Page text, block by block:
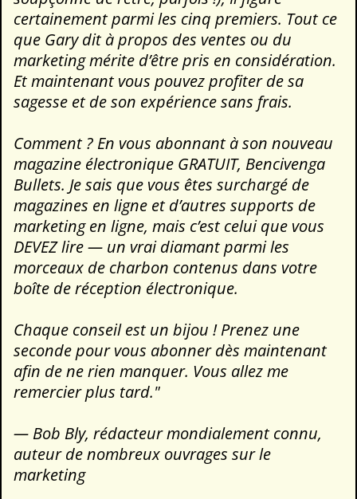
certainement parmi les cinq premiers. Tout ce
que Gary dit à propos des ventes ou du
marketing mérite d’être pris en considération.
Et maintenant vous pouvez profiter de sa
sagesse et de son expérience sans frais.
Comment ? En vous abonnant à son nouveau
magazine électronique GRATUIT, Bencivenga
Bullets. Je sais que vous êtes surchargé de
magazines en ligne et d’autres supports de
marketing en ligne, mais c’est celui que vous
DEVEZ lire — un vrai diamant parmi les
morceaux de charbon contenus dans votre
boîte de réception électronique.
Chaque conseil est un bijou ! Prenez une
seconde pour vous abonner dès maintenant
afin de ne rien manquer. Vous allez me
remercier plus tard."
— Bob Bly, rédacteur mondialement connu,
auteur de nombreux ouvrages sur le
marketing